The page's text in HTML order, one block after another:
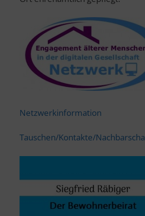
Netzwerkinformation
Tauschen/Kontakte/